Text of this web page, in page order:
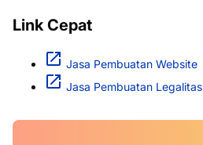
Link Cepat
Jasa Pembuatan Website
Jasa Pembuatan Legalitas